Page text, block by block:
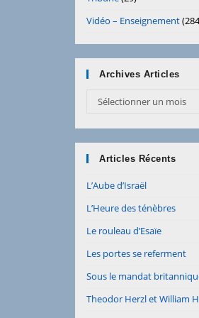
Vidéo – Enseignement
Archives Articles
Archives
Sélectionner un mois
Articles Récents
L’Aube d’Israël
L’Heure des ténèbres
Le rouleau d’Esaïe
Les portes se referment
Sous le mandat
Theodor Herzl et William